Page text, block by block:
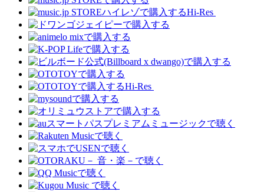
Hi-Res
Hi-Res